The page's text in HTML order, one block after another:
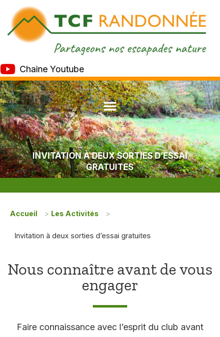
Chaine Youtube
INVITATION À DEUX SORTIES D’ESSAI
GRATUITES
Accueil > Les Activités >
Invitation à deux sorties d’essai gratuites
Nous connaître avant de vous
engager
Faire connaissance avec l’esprit du club avant